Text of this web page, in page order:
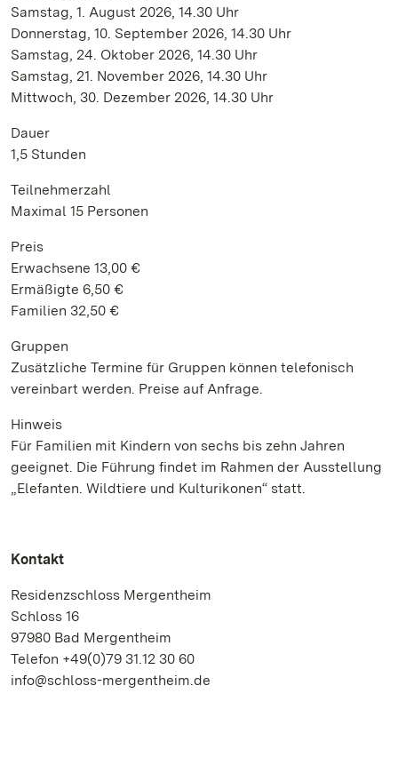
Samstag, 1. August 2026, 14.30 Uhr
Donnerstag, 10. September 2026, 14.30 Uhr
Samstag, 24. Oktober 2026, 14.30 Uhr
Samstag, 21. November 2026, 14.30 Uhr
Mittwoch, 30. Dezember 2026, 14.30 Uhr
Dauer
1,5 Stunden
Teilnehmerzahl
Maximal 15 Personen
Preis
Erwachsene 13,00 €
Ermäßigte 6,50 €
Familien 32,50 €
Gruppen
Zusätzliche Termine für Gruppen können telefonisch
vereinbart werden. Preise auf Anfrage.
Hinweis
Für Familien mit Kindern von sechs bis zehn Jahren
geeignet. Die Führung findet im Rahmen der Ausstellung
„Elefanten. Wildtiere und Kulturikonen“ statt.
Kontakt
Residenzschloss Mergentheim
Schloss 16
97980 Bad Mergentheim
Telefon +49(0)79 31.12 30 60
info@schloss-mergentheim.de